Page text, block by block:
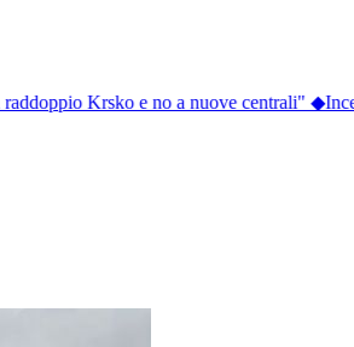
Krsko e no a nuove centrali"◆